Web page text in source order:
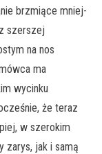
brzmiące mniej-
szerszej
na nos
ma
wycinku
że teraz
w szerokim
zarys, jak i samą